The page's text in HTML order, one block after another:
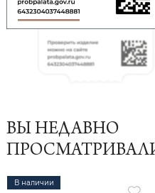
ВЫ НЕДАВНО
В наличии